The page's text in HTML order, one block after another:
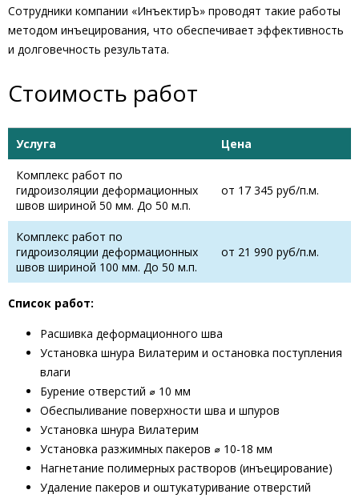
Сотрудники компании «ИнъектирЪ» проводят такие работы
методом инъецирования, что обеспечивает эффективность
и долговечность результата.
Стоимость работ
Услуга Цена
Комплекс работ по
гидроизоляции деформационных
швов шириной 50 мм. До 50 м.п.
от 17 345 руб/п.м.
Комплекс работ по
гидроизоляции деформационных
швов шириной 100 мм. До 50 м.п.
от 21 990 руб/п.м.
Список работ:
Расшивка деформационного шва
Установка шнура Вилатерим и остановка поступления
влаги
Бурение отверстий ⌀ 10 мм
Обеспыливание поверхности шва и шпуров
Установка шнура Вилатерим
Установка разжимных пакеров ⌀ 10-18 мм
Нагнетание полимерных растворов (инъецирование)
Удаление пакеров и оштукатуривание отверстий